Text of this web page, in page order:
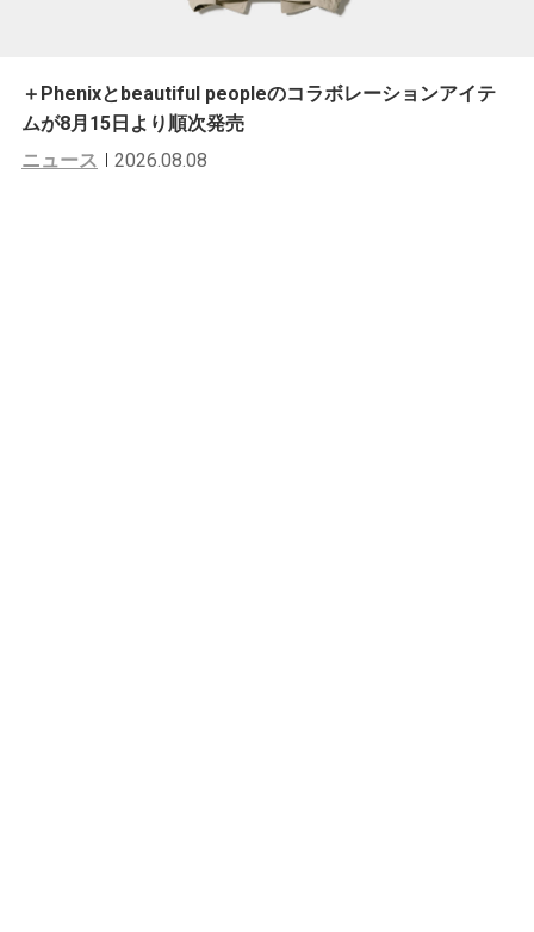
＋Phenixとbeautiful peopleのコラボレーションアイテ
ムが8月15日より順次発売
ニュース
2026.08.08